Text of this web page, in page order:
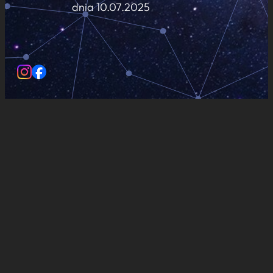
dnia 10.07.2025